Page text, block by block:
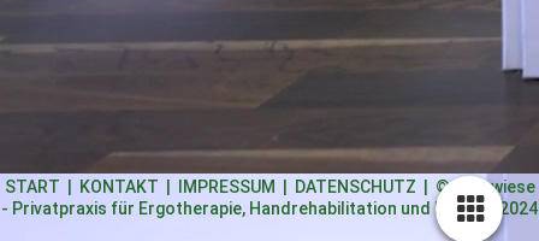
START KONTAKT IMPRESSUM DATENSCHUTZ | © Ergowiese
- Privatpraxis für Ergotherapie, Handrehabilitation und Robotik 2024